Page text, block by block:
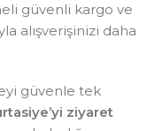
güvenli kargo ve
alışverişinizi daha
güvenle tek
ziyaret